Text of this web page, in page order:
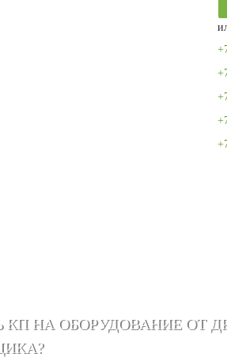
КП НА ОБОРУДОВАНИЕ ОТ